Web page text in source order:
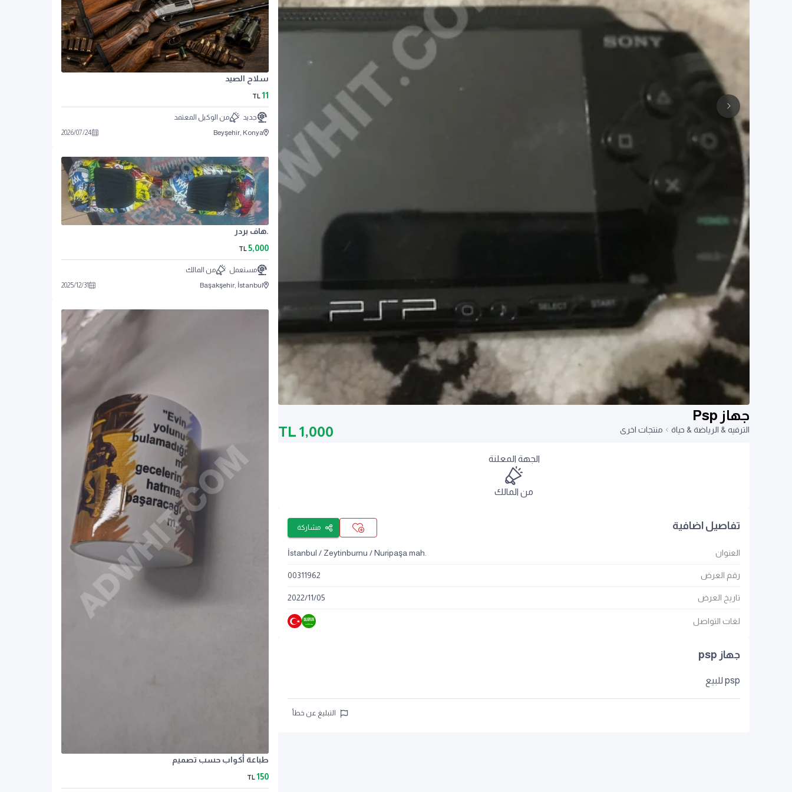
جهاز Psp
الترفيه & الرياضة & حياة منتجات اخرى 1,000
TL
الجهة المعلنة
من المالك
تفاصيل اضافية مشاركة
العنوان İstanbul / Zeytinburnu / Nuripaşa mah.
رقم العرض 00311962
تاريخ العرض 2022/11/05
لغات التواصل
جهاز psp
psp للبيع
التبليغ عن خطأ
سلاح الصيد
11
TL
جديد
من الوكيل المعتمد
Beyşehir, Konya
2026/07/24
.هاف بردر
5,000
TL
مستعمل
من المالك
Başakşehir, İstanbul
2025/12/31
طباعة أكواب حسب تصميم
150
TL